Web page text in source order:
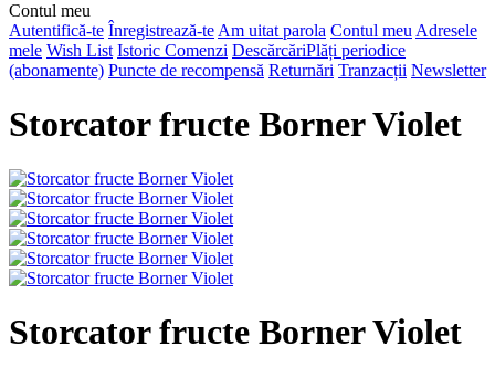
Contul meu
Autentifică-te Înregistrează-te Am uitat parola Contul meu Adresele
mele Wish List Istoric Comenzi DescărcăriPlăți periodice
(abonamente) Puncte de recompensă Returnări Tranzacții Newsletter
Storcator fructe Borner Violet
Storcator fructe Borner Violet